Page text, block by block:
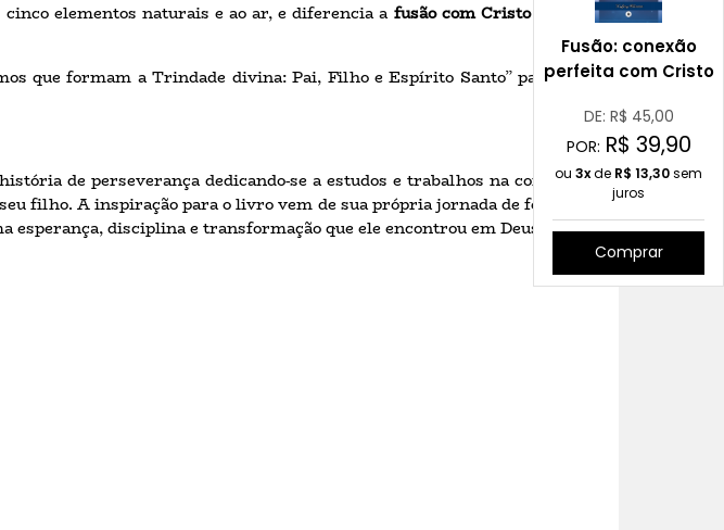
Fusão: conexão
perfeita com Cristo
DE: R$ 45,00
POR: R$ 39,90
ou 3xde R$ 13,30sem
juros
Comprar
elementos naturais e ao ar, e diferencia a fusão com Cristoda
fusão
que formam a Trindade divina: Pai, Filho e Espírito Santo” para que o
de perseverança dedicando-se a estudos e trabalhos na construção
filho. A inspiração para o livro vem de sua própria jornada de fé e busca
disciplina e transformação que ele encontrou em Deus.